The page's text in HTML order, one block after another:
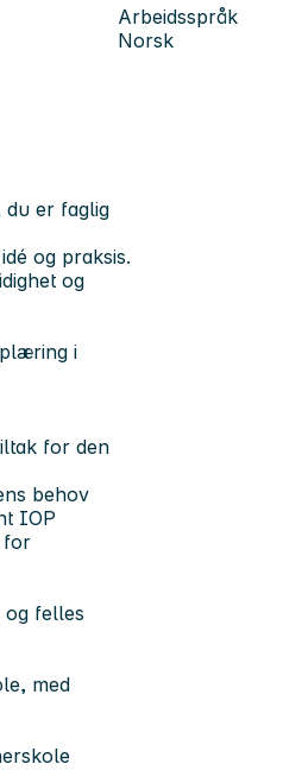
Arbeidsspråk
Norsk
du er faglig
og praksis.
og
i
for den
behov
IOP
for
og felles
med